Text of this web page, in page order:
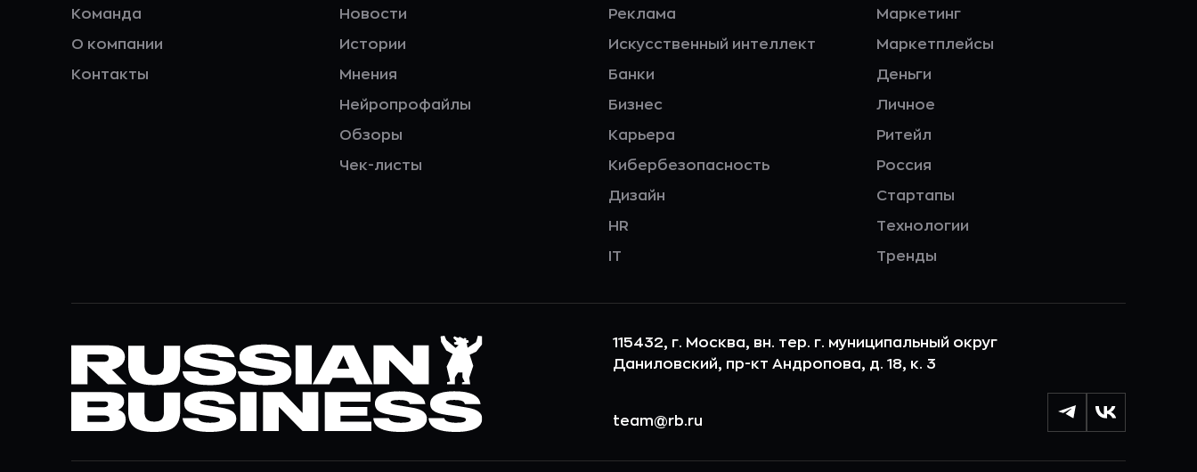
Команда
О компании
Контакты
Новости
Истории
Мнения
Нейропрофайлы
Обзоры
Чек-листы
Реклама
Искусственный интеллект
Банки
Бизнес
Карьера
Кибербезопасность
Дизайн
HR
IT
Маркетинг
Маркетплейсы
Деньги
Личное
Ритейл
Россия
Стартапы
Технологии
Тренды
115432, г. Москва, вн. тер. г. муниципальный округ
Даниловский, пр-кт Андропова, д. 18, к. 3
team@rb.ru